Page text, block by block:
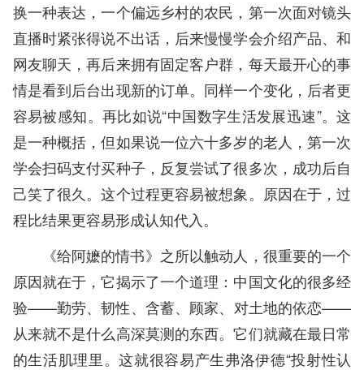
换一种表达，一个偏远乡村的农民，第一次面对镜头
直播时紧张得说不出话，后来慢慢学会介绍产品、和
网友聊天，再后来拥有固定客户群，每天最开心的事
情是看到后台出现新的订单。同样一个变化，后者更
容易被感知。再比如说“中国数字生活发展迅速”。这
是一种概括，但如果说一位六十多岁的老人，第一次
学会扫码支付买种子，反复尝试了很多次，成功后自
己笑了很久。这个过程更容易被想象。原因在于，过
程比结果更容易形成认知代入。
《给阿嬷的情书》之所以触动人，很重要的一个
原因就在于，它揭示了一个道理：中国文化的很多经
验——勤劳、韧性、含蓄、顾家、对土地的依恋——
从来就不是什么高深莫测的东西。它们就藏在最日常
的生活肌理里。这就很容易产生弗洛伊德“投射性认